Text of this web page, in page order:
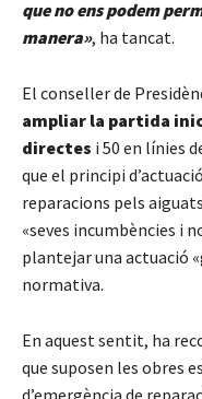
que no ens podem
manera», ha tancat.
El conseller de
ampliar la partida
directes i 50 en línies
que el principi
reparacions pels
«seves incumbències i
plantejar una actuació
normativa.
En aquest sentit, ha
que suposen les obres
d’emergència de